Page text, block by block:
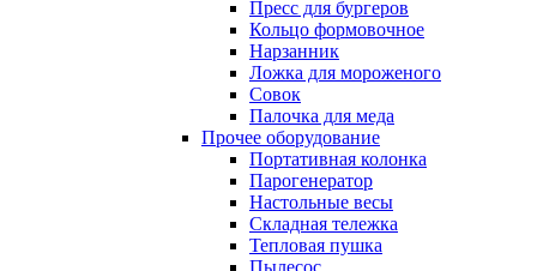
Пресс для бургеров
Кольцо формовочное
Нарзанник
Ложка для мороженого
Совок
Палочка для меда
Прочее оборудование
Портативная колонка
Парогенератор
Настольные весы
Складная тележка
Тепловая пушка
Пылесос